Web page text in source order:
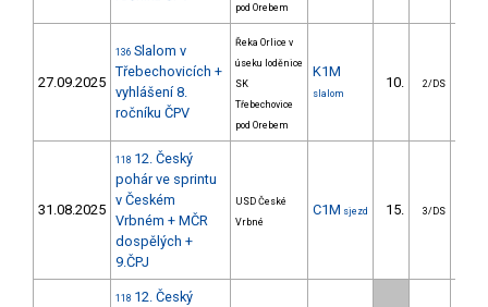
pod Orebem
27.09.2025
136 Slalom v
Třebechovicích +
vyhlášení 8.
ročníku ČPV
Řeka Orlice v
úseku loděnice
SK
Třebechovice
pod Orebem
K1M
slalom
10. 2/DS
31.08.2025
118 12. Český
pohár ve sprintu
v Českém
Vrbném + MČR
dospělých +
9.ČPJ
USD České
Vrbné
C1M sjezd 15. 3/DS
118 12. Český